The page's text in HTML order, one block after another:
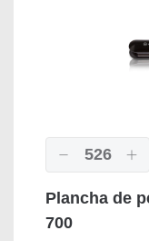
526
Plancha de
700